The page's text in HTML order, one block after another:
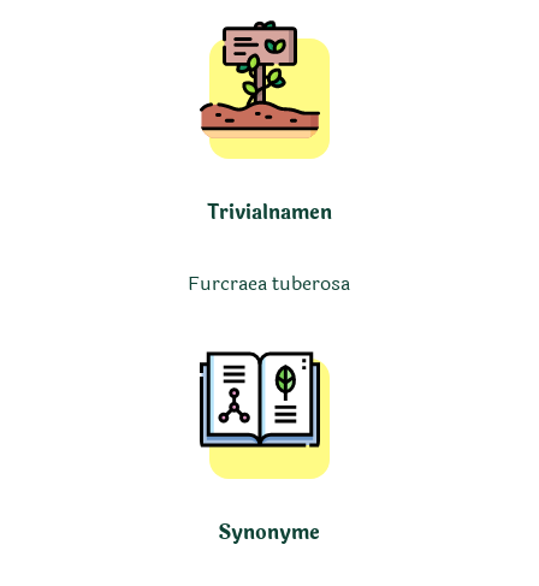
Trivialnamen
Furcraea tuberosa
Synonyme